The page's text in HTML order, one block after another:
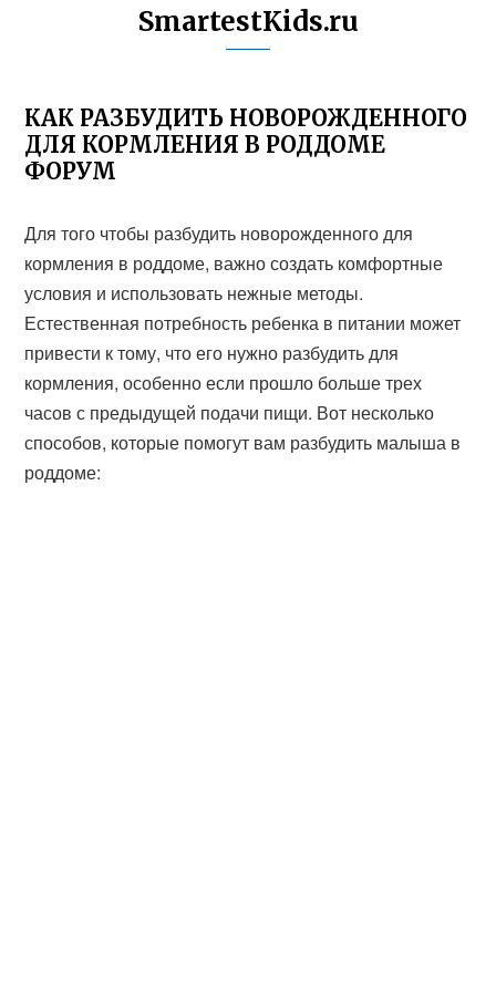
SmartestKids.ru
КАК РАЗБУДИТЬ НОВОРОЖДЕННОГО
ДЛЯ КОРМЛЕНИЯ В РОДДОМЕ
ФОРУМ
Для того чтобы разбудить новорожденного для
кормления в роддоме, важно создать комфортные
условия и использовать нежные методы.
Естественная потребность ребенка в питании может
привести к тому, что его нужно разбудить для
кормления, особенно если прошло больше трех
часов с предыдущей подачи пищи. Вот несколько
способов, которые помогут вам разбудить малыша в
роддоме: